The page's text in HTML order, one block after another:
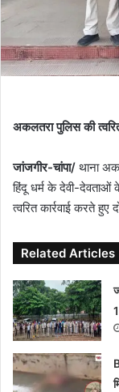
अकलतरा पुलिस की त्वरित
जांजगीर-चांपा/ थाना
हिंदू धर्म के देवी-
त्वरित कार्रवाई करते हुए
Related Articles